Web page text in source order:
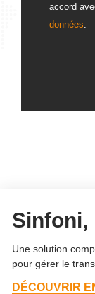
accord
données
Sinfoni,
Une solution
pour gérer le
DÉCOUVRIR